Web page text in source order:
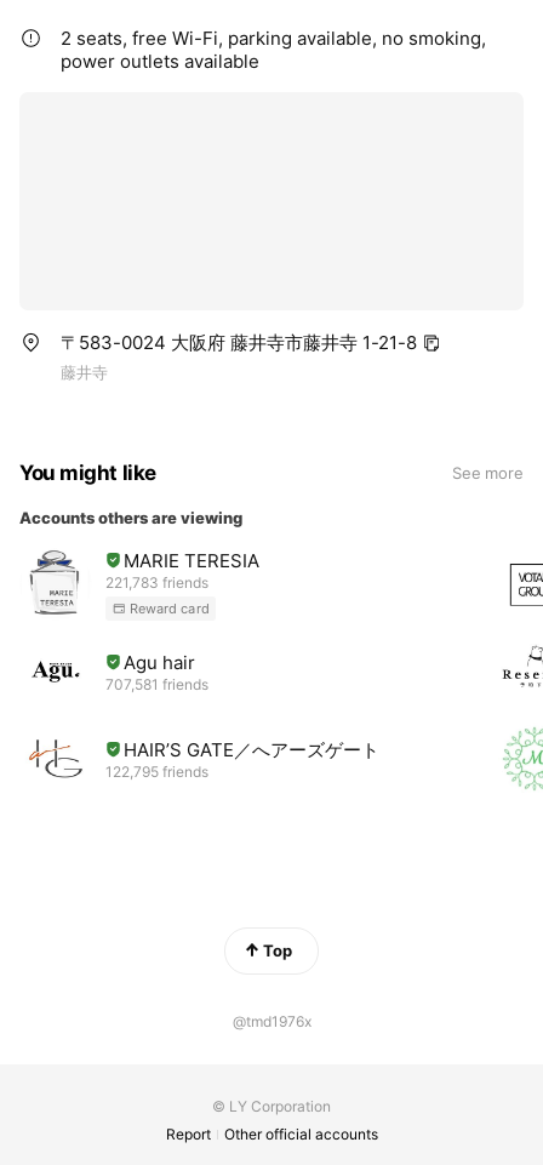
2 seats, free Wi-Fi, parking available, no smoking,
power outlets available
〒583-0024 大阪府 藤井寺市藤井寺 1-21-8
藤井寺
You might like See more
Accounts others are viewing
MARIE TERESIA
221,783 friends
Reward card
Agu hair
707,581 friends
HAIR’S GATE／へアーズゲート
122,795 friends
Top
@tmd1976x
© LY Corporation
Report
Other official accounts